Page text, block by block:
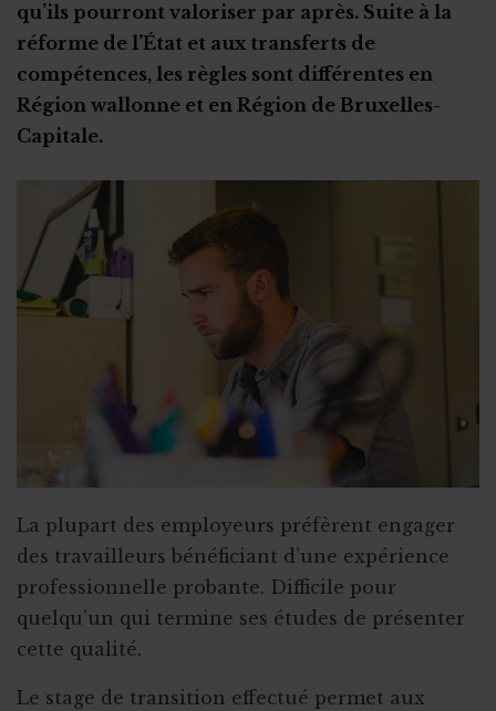
qu’ils pourront valoriser par après. Suite à la
réforme de l’État et aux transferts de
compétences, les règles sont différentes en
Région wallonne et en Région de Bruxelles-
Capitale.
La plupart des employeurs préfèrent engager
des travailleurs bénéficiant d’une expérience
professionnelle probante. Difficile pour
quelqu’un qui termine ses études de présenter
cette qualité.
Le stage de transition effectué permet aux